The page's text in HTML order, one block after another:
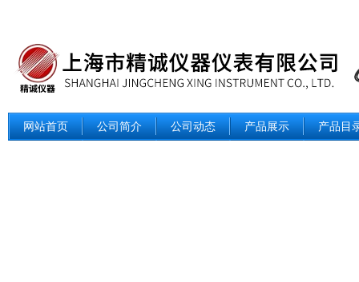
网站首页 公司简介 公司动态 产品展示 产品目